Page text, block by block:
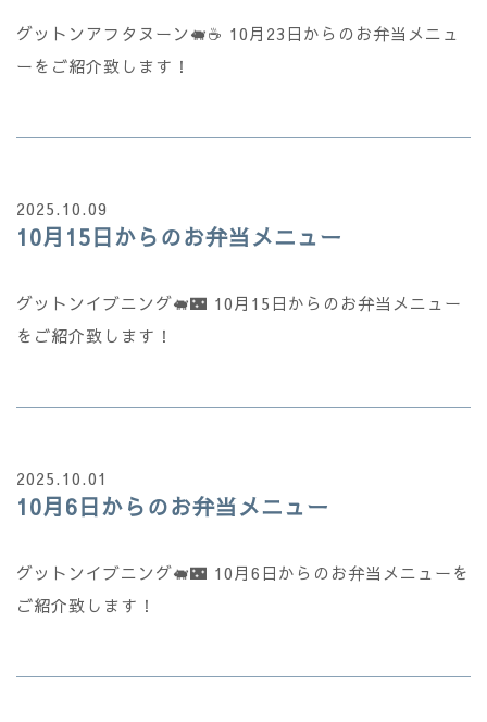
グットンアフタヌーン🐖☕ 10月23日からのお弁当メニュ
ーをご紹介致します！
2025.10.09
10月15日からのお弁当メニュー
グットンイブニング🐖🌃 10月15日からのお弁当メニュー
をご紹介致します！
2025.10.01
10月6日からのお弁当メニュー
グットンイブニング🐖🌃 10月6日からのお弁当メニューを
ご紹介致します！